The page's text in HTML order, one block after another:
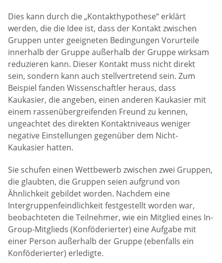
Dies kann durch die „Kontakthypothese“ erklärt
werden, die die Idee ist, dass der Kontakt zwischen
Gruppen unter geeigneten Bedingungen Vorurteile
innerhalb der Gruppe außerhalb der Gruppe wirksam
reduzieren kann. Dieser Kontakt muss nicht direkt
sein, sondern kann auch stellvertretend sein. Zum
Beispiel fanden Wissenschaftler heraus, dass
Kaukasier, die angeben, einen anderen Kaukasier mit
einem rassenübergreifenden Freund zu kennen,
ungeachtet des direkten Kontaktniveaus weniger
negative Einstellungen gegenüber dem Nicht-
Kaukasier hatten.
Sie schufen einen Wettbewerb zwischen zwei Gruppen,
die glaubten, die Gruppen seien aufgrund von
Ähnlichkeit gebildet worden. Nachdem eine
Intergruppenfeindlichkeit festgestellt worden war,
beobachteten die Teilnehmer, wie ein Mitglied eines In-
Group-Mitglieds (Konföderierter) eine Aufgabe mit
einer Person außerhalb der Gruppe (ebenfalls ein
Konföderierter) erledigte.